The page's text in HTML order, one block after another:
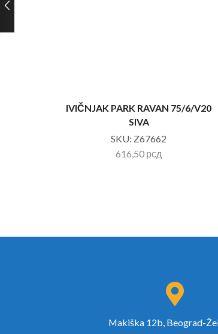
IVIČNJAK PARK RAVAN 75/6/V20
SIVA
SKU: Z67662
616,50 рсд
Makiška 12b, Beograd-